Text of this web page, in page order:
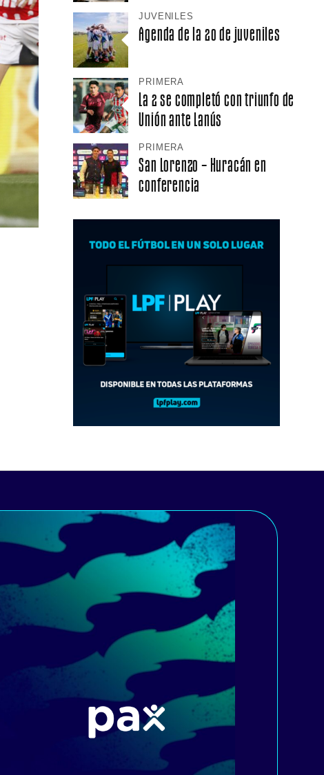
JUVENILES
Agenda de la 20 de juveniles
PRIMERA
La 2 se completó con triunfo de
Unión ante Lanús
PRIMERA
San Lorenzo – Huracán en
conferencia